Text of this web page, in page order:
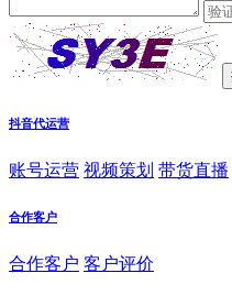
抖音代运营
账号运营 视频策划 带货直播
合作客户
合作客户 客户评价